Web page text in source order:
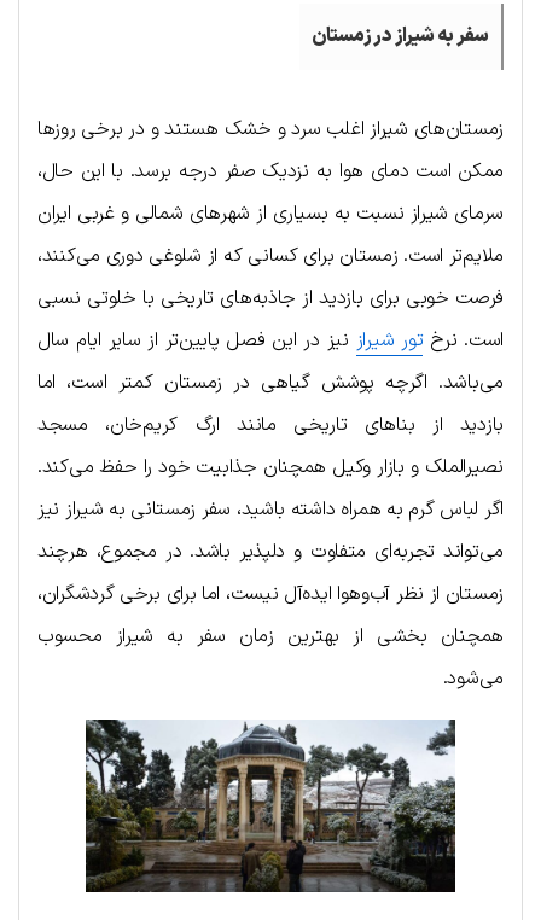
سفر به شیراز در زمستان
زمستان‌های شیراز اغلب سرد و خشک هستند و در برخی روزها
ممکن است دمای هوا به نزدیک صفر درجه برسد. با این حال،
سرمای شیراز نسبت به بسیاری از شهرهای شمالی و غربی ایران
ملایم‌تر است. زمستان برای کسانی که از شلوغی دوری می‌کنند،
فرصت خوبی برای بازدید از جاذبه‌های تاریخی با خلوتی نسبی
است. نرخ تور شیراز نیز در این فصل پایین‌تر از سایر ایام سال
می‌باشد. اگرچه پوشش گیاهی در زمستان کمتر است، اما
بازدید از بناهای تاریخی مانند ارگ کریم‌خان، مسجد
نصیرالملک و بازار وکیل همچنان جذابیت خود را حفظ می‌کند.
اگر لباس گرم به همراه داشته باشید، سفر زمستانی به شیراز نیز
می‌تواند تجربه‌ای متفاوت و دلپذیر باشد. در مجموع، هرچند
زمستان از نظر آب‌و‌هوا ایده‌آل نیست، اما برای برخی گردشگران،
همچنان بخشی از بهترین زمان سفر به شیراز محسوب
می‌شود.